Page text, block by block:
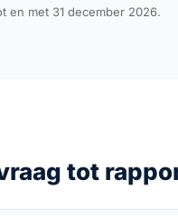
en met 31 december 2026.
tot